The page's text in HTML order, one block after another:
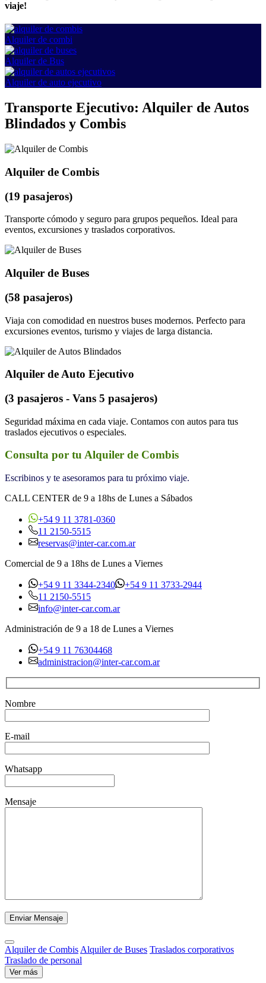
viaje!
Alquiler de combi
Alquiler de Bus
Alquiler de auto ejecutivo
Transporte Ejecutivo: Alquiler de Autos
Blindados y Combis
Alquiler de Combis
(19 pasajeros)
Transporte cómodo y seguro para grupos pequeños. Ideal para
eventos, excursiones y traslados corporativos.
Alquiler de Buses
(58 pasajeros)
Viaja con comodidad en nuestros buses modernos. Perfecto para
excursiones eventos, turismo y viajes de larga distancia.
Alquiler de Auto Ejecutivo
(3 pasajeros - Vans 5 pasajeros)
Seguridad máxima en cada viaje. Contamos con autos para tus
traslados ejecutivos o especiales.
Consulta por tu Alquiler de Combis
Escribinos y te asesoramos para tu próximo viaje.
CALL CENTER de 9 a 18hs de Lunes a Sábados
+54 9 11 3781-0360
11 2150-5515
reservas@inter-car.com.ar
Comercial de 9 a 18hs de Lunes a Viernes
+54 9 11 3344-2340
+54 9 11 3733-2944
11 2150-5515
info@inter-car.com.ar
Administración de 9 a 18 de Lunes a Viernes
+54 9 11 76304468
administracion@inter-car.com.ar
Nombre
E-mail
Whatsapp
Mensaje
Alquiler de Combis Alquiler de Buses Traslados corporativos
Traslado de personal
Ver más